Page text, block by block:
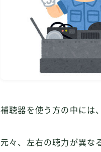
補聴器を使う方の中には
元々、左右の聴力が異な